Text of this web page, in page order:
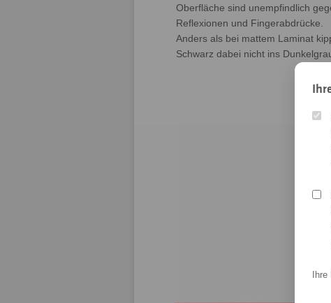
Oberfläche sind unempfindlich
Reflexionen und Fingerabdrücke.
Anders als bei mattem Laminat
Schwarz dabei nicht ins